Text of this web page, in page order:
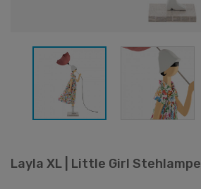
Layla XL | Little Girl Stehlampe